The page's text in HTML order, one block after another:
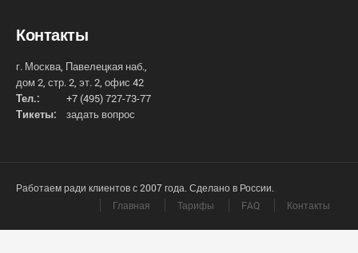
Контакты
г. Москва, Павелецкая наб.,
дом 2, стр. 2, эт. 2, офис 42
Тел.:
+7 (495) 727-73-77
Тикеты:
задать вопрос
Работаем ради клиентов с 2007 года. Сделано в России.
Главная
Тарифы FAQ Контакты